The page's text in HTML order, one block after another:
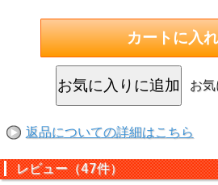
福島県産 瑞穂黄金（みずほこ
お
返品についての詳細はこちら
レビュー（47件）